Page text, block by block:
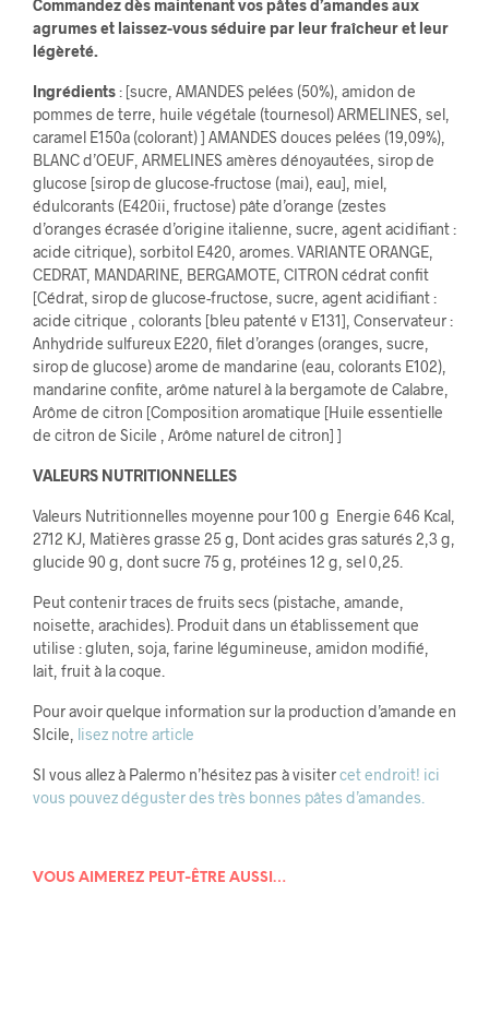
Commandez dès maintenant vos pâtes d’amandes aux
agrumes et laissez-vous séduire par leur fraîcheur et leur
légèreté.
Ingrédients: [sucre, AMANDES pelées (50%), amidon de
pommes de terre, huile végétale (tournesol) ARMELINES, sel,
caramel E150a (colorant) ] AMANDES douces pelées (19,09%),
BLANC d’OEUF, ARMELINES amères dénoyautées, sirop de
glucose [sirop de glucose-fructose (mai), eau], miel,
édulcorants (E420ii, fructose) pâte d’orange (zestes
d’oranges écrasée d’origine italienne, sucre, agent acidifiant :
acide citrique), sorbitol E420, aromes. VARIANTE ORANGE,
CEDRAT, MANDARINE, BERGAMOTE, CITRON cédrat confit
[Cédrat, sirop de glucose-fructose, sucre, agent acidifiant :
acide citrique , colorants [bleu patenté v E131], Conservateur :
Anhydride sulfureux E220, filet d’oranges (oranges, sucre,
sirop de glucose) arome de mandarine (eau, colorants E102),
mandarine confite, arôme naturel à la bergamote de Calabre,
Arôme de citron [Composition aromatique [Huile essentielle
de citron de Sicile , Arôme naturel de citron] ]
VALEURS NUTRITIONNELLES
Valeurs Nutritionnelles moyenne pour 100 g Energie 646 Kcal,
2712 KJ, Matières grasse 25 g, Dont acides gras saturés 2,3 g,
glucide 90 g, dont sucre 75 g, protéines 12 g, sel 0,25.
Peut contenir traces de fruits secs (pistache, amande,
noisette, arachides). Produit dans un établissement que
utilise : gluten, soja, farine légumineuse, amidon modifié,
lait, fruit à la coque.
Pour avoir quelque information sur la production d’amande en
SIcile, lisez notre article
SI vous allez à Palermo n’hésitez pas à visitercet endroit! ici
vous pouvez déguster des très bonnes pâtes d’amandes.
VOUS AIMEREZ PEUT-ÊTRE AUSSI…